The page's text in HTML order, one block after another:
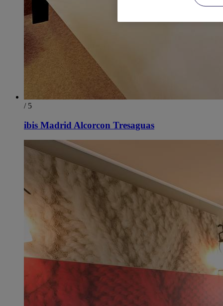
/ 5
ibis Madrid Alcorcon Tresaguas